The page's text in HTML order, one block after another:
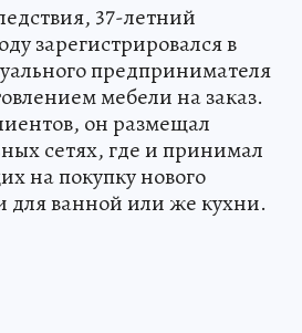
37-летний
зарегистрировался в
предпринимателя
мебели на заказ.
он размещал
сетях, где и принимал
на покупку нового
для ванной или же кухни.